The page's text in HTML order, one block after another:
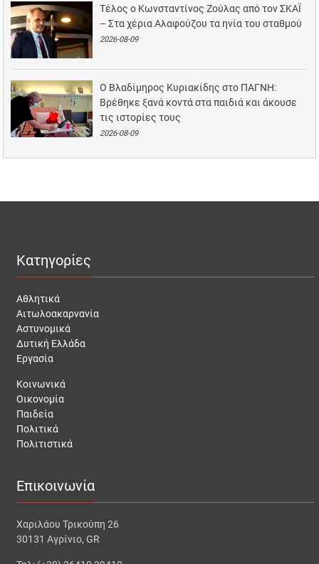
Τέλος ο Κωνσταντίνος Ζούλας από τον ΣΚΑΪ
– Στα χέρια Αλαφούζου τα ηνία του σταθμού
2026-08-09
Ο Βλαδίμηρος Κυριακίδης στο ΠΑΓΝΗ:
Βρέθηκε ξανά κοντά στα παιδιά και άκουσε
τις ιστορίες τους
2026-08-09
Κατηγορίες
Αθλητικά
Αιτωλοακαρνανία
Αστυνομικά
Δυτική Ελλάδα
Εργασία
Κοινωνικά
Οικονομία
Παιδεία
Πολιτικά
Πολιτιστικά
Επικοινωνία
Χαριλάου Τρικούπη 26
30131 Αγρίνιο, GR